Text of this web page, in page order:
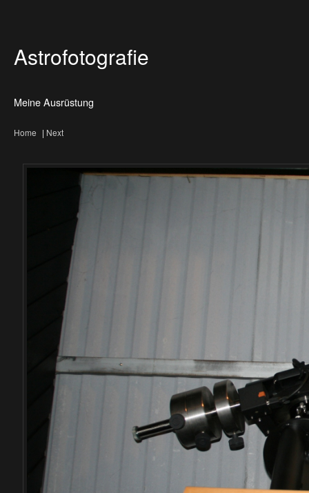
Astrofotografie
Meine Ausrüstung
Home | Next